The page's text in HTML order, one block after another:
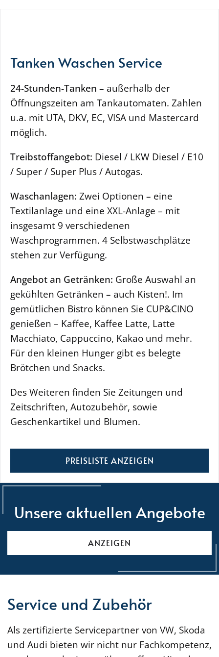
Tanken Waschen Service
24-Stunden-Tanken – außerhalb der
Öffnungszeiten am Tankautomaten. Zahlen
u.a. mit UTA, DKV, EC, VISA und Mastercard
möglich.
Treibstoffangebot: Diesel / LKW Diesel / E10
/ Super / Super Plus / Autogas.
Waschanlagen: Zwei Optionen – eine
Textilanlage und eine XXL-Anlage – mit
insgesamt 9 verschiedenen
Waschprogrammen. 4 Selbstwaschplätze
stehen zur Verfügung.
Angebot an Getränken: Große Auswahl an
gekühlten Getränken – auch Kisten!. Im
gemütlichen Bistro können Sie CUP&CINO
genießen – Kaffee, Kaffee Latte, Latte
Macchiato, Cappuccino, Kakao und mehr.
Für den kleinen Hunger gibt es belegte
Brötchen und Snacks.
Des Weiteren finden Sie Zeitungen und
Zeitschriften, Autozubehör, sowie
Geschenkartikel und Blumen.
PREISLISTE ANZEIGEN
Unsere aktuellen Angebote
ANZEIGEN
Service und Zubehör
Als zertifizierte Servicepartner von VW, Skoda
und Audi bieten wir nicht nur Fachkompetenz,